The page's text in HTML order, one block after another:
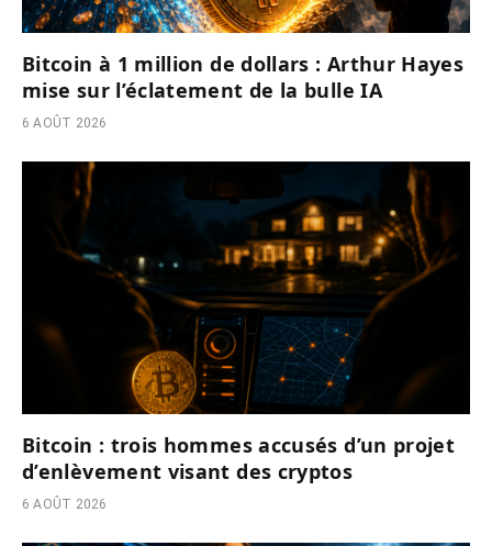
Bitcoin à 1 million de dollars : Arthur Hayes
mise sur l’éclatement de la bulle IA
6 AOÛT 2026
Bitcoin : trois hommes accusés d’un projet
d’enlèvement visant des cryptos
6 AOÛT 2026